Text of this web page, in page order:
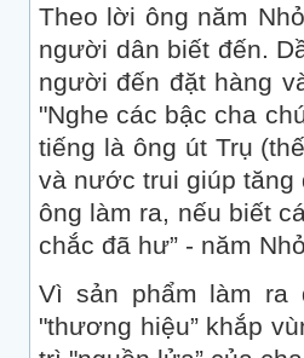
Theo lời ông năm
người dân biết đến.
người đến đặt hàng
"Nghe các bậc cha
tiếng là ông út Trụ
và nước trui giúp tăng
ông làm ra, nếu biết
chắc đã hư” - năm
Vì sản phẩm làm
"thương hiệu” khắp